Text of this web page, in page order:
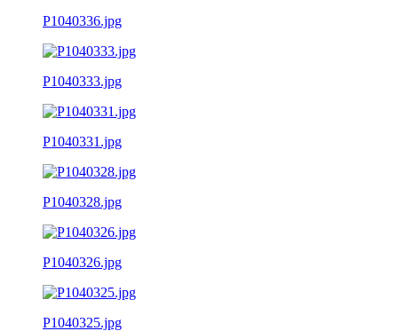
P1040336.jpg
P1040333.jpg
P1040331.jpg
P1040328.jpg
P1040326.jpg
P1040325.jpg